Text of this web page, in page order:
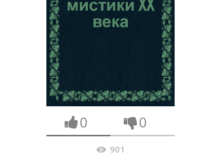
0 0
901